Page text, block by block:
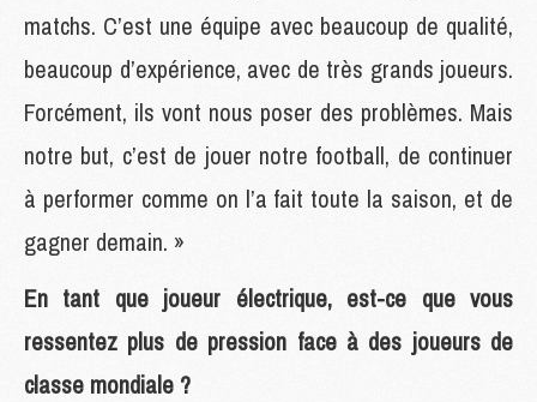
matchs. C’est une équipe avec beaucoup de qualité,
beaucoup d’expérience, avec de très grands joueurs.
Forcément, ils vont nous poser des problèmes. Mais
notre but, c’est de jouer notre football, de continuer
à performer comme on l’a fait toute la saison, et de
gagner demain. »
En tant que joueur électrique, est-ce que vous
ressentez plus de pression face à des joueurs de
classe mondiale ?